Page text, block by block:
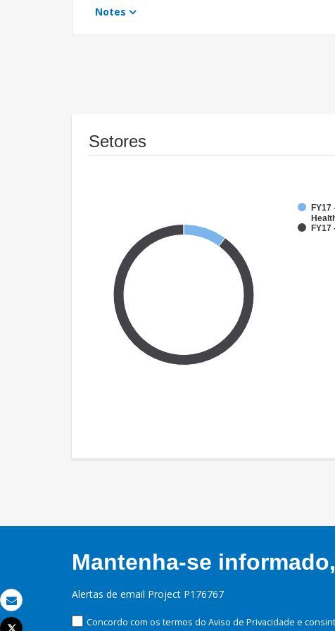
Email
Notes
Setores
FY17
Mantenha-se
Alertas de email Project P176767
Concordo com os termos do Aviso de Privacidade e